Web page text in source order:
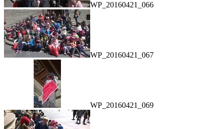
WP_20160421_066
WP_20160421_067
WP_20160421_069